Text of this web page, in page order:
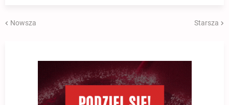
Nowsza Starsza